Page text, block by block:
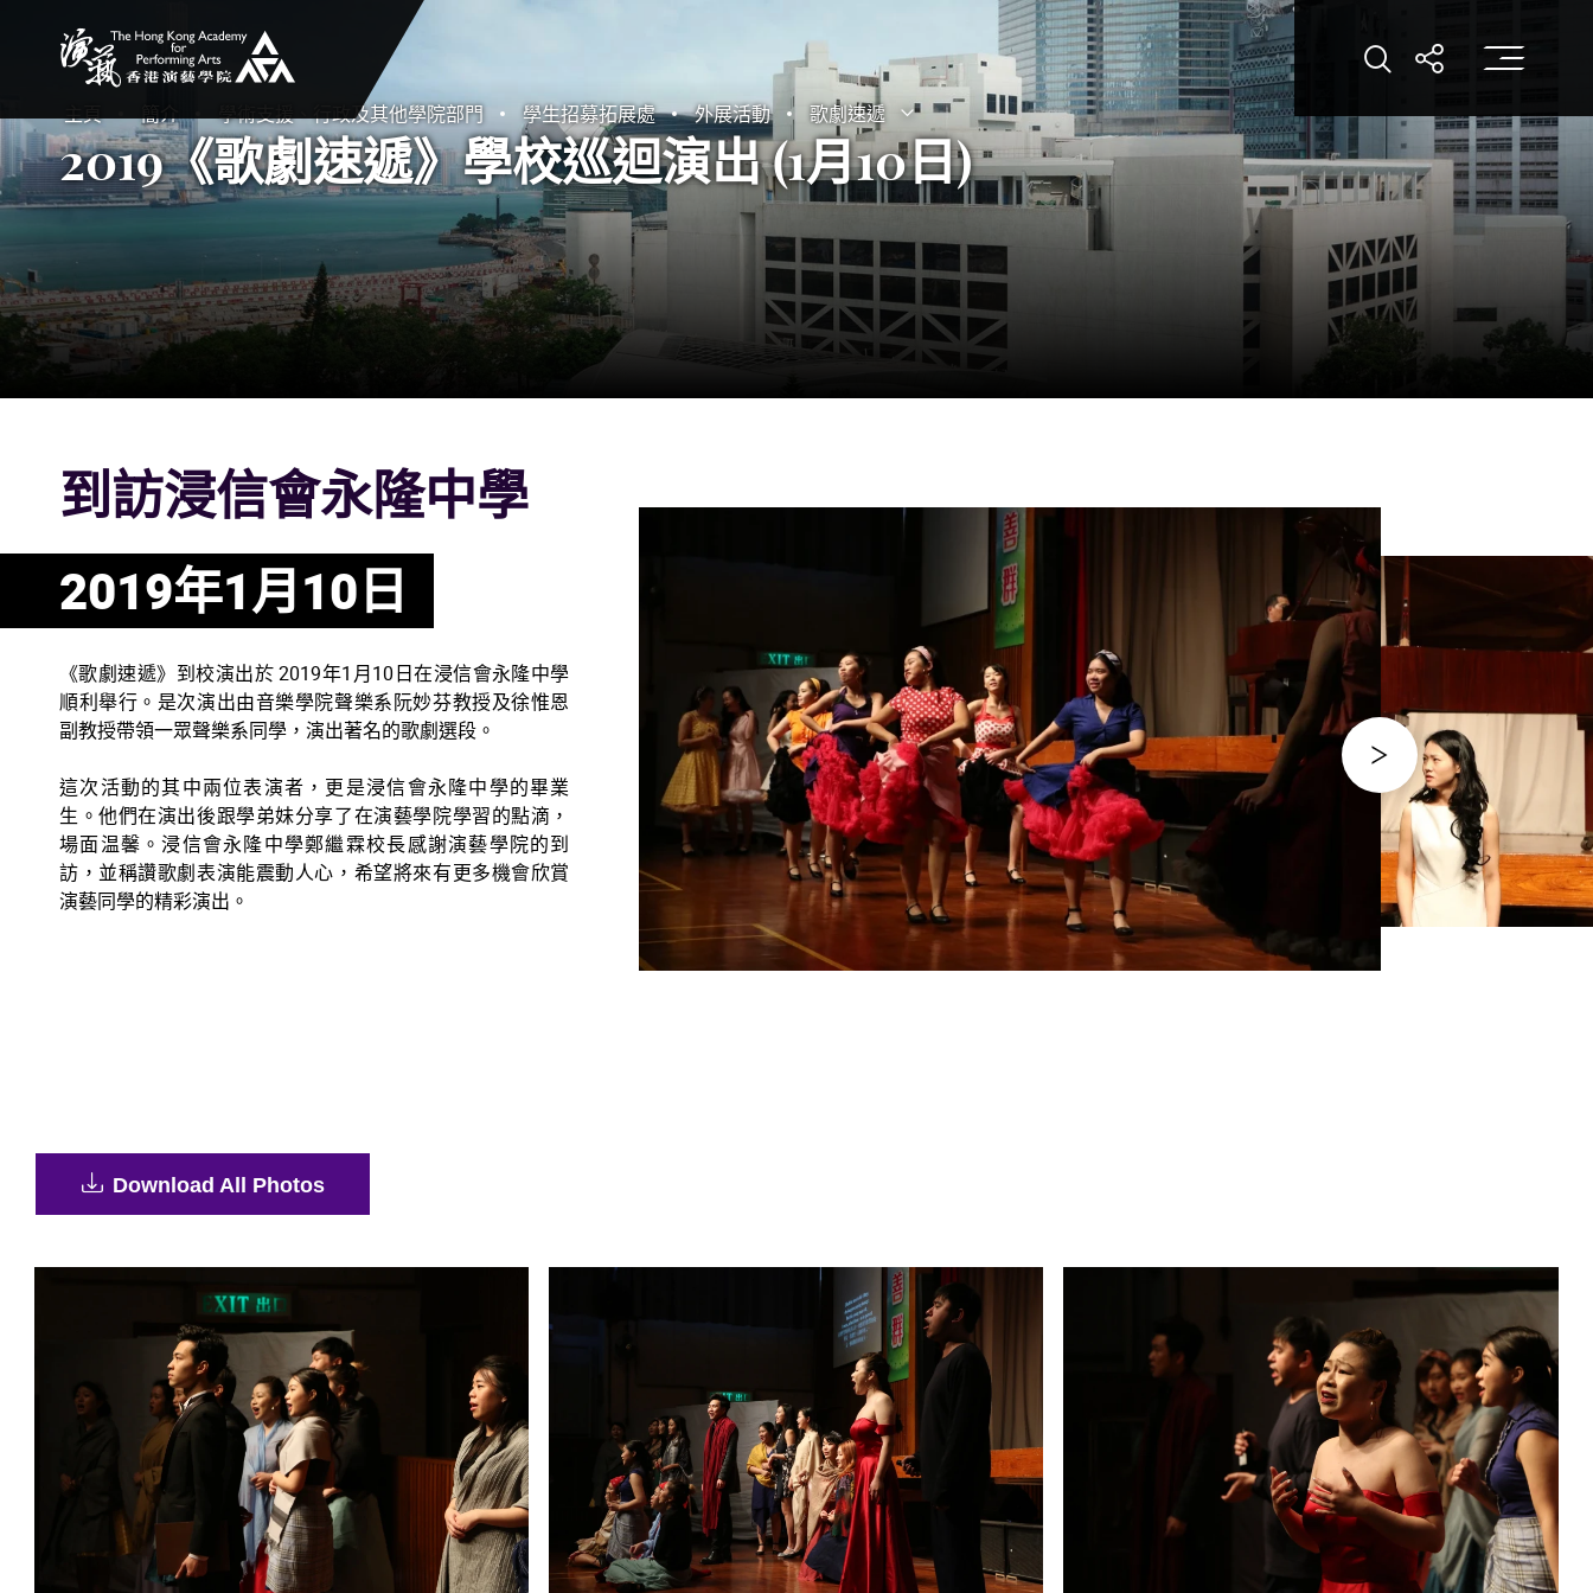
打開搜索打開分享打
主頁 簡介 學術支援、行政及其他學院部門 學生招募拓展處 外展活動 歌劇速遞 打開子選單
關閉子選單
2019《歌劇速遞》學校巡迴演出 (1月10日)
到訪浸信會永隆中學
2019年1月10日
《歌劇速遞》到校演出於 2019年1月10日在浸信會永隆中學
順利舉行。是次演出由音樂學院聲樂系阮妙芬教授及徐惟恩
副教授帶領一眾聲樂系同學，演出著名的歌劇選段。
這次活動的其中兩位表演者，更是浸信會永隆中學的畢業
生。他們在演出後跟學弟妹分享了在演藝學院學習的點滴，
場面温馨。浸信會永隆中學鄭繼霖校長感謝演藝學院的到
訪，並稱讚歌劇表演能震動人心，希望將來有更多機會欣賞
演藝同學的精彩演出。
Download All Photos